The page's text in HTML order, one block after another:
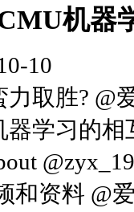
机器
10
取胜? @
学习的相
和资料 @